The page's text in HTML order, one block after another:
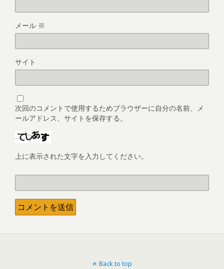
メール ※
サイト
次回のコメントで使用するためブラウザーに自分の名前、メ
ールアドレス、サイトを保存する。
上に表示された文字を入力してください。
Back to top